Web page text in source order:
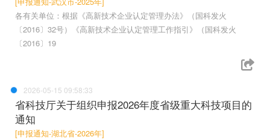
各有关单位：根据《高新技术企业认定管理办法》（国科发火
〔2016〕32号）《高新技术企业认定管理工作指引》（国科发火
〔2016〕19
2026-05-15 09:58:33
省科技厅关于组织申报2026年度省级重大科技项目的
通知
[申报通知-湖北省-2026年]